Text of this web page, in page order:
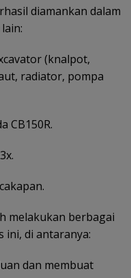
diamankan dalam
(knalpot,
radiator, pompa
CB150R.
melakukan berbagai
ini, di antaranya:
dan membuat